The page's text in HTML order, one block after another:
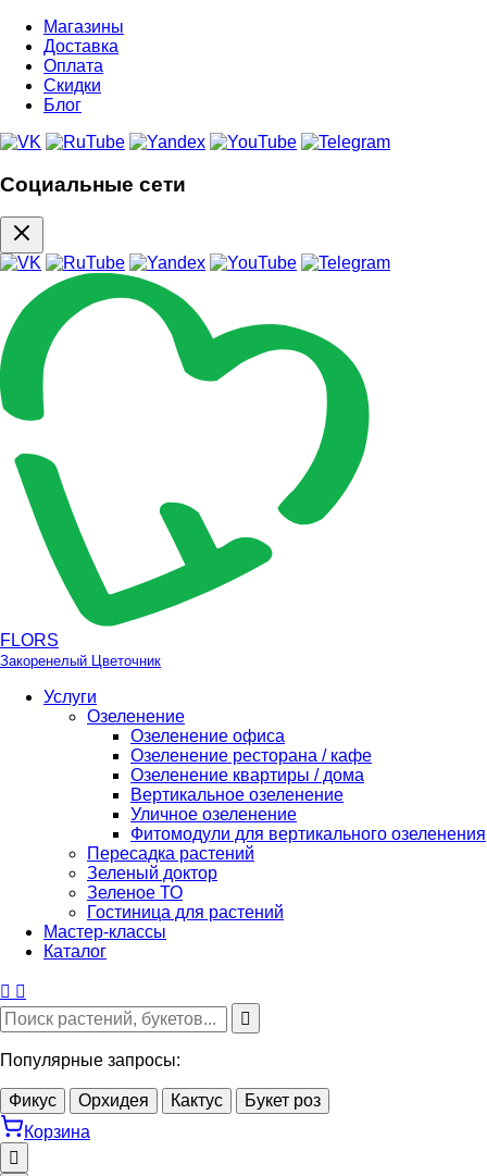
Магазины
Доставка
Оплата
Скидки
Блог
Социальные сети
FLORS
Закоренелый Цветочник
Услуги
Озеленение
Озеленение офиса
Озеленение ресторана / кафе
Озеленение квартиры / дома
Вертикальное озеленение
Уличное озеленение
Фитомодули для вертикального озеленения
Пересадка растений
Зеленый доктор
Зеленое ТО
Гостиница для растений
Мастер-классы
Каталог
Популярные запросы:
Фикус Орхидея Кактус
Букет роз
Корзина